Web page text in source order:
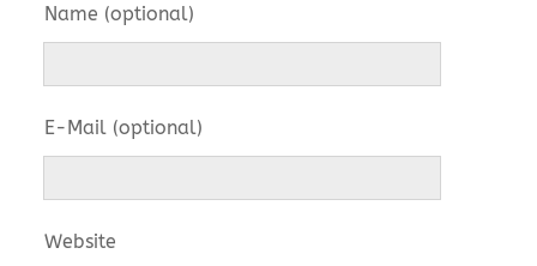
Name (optional)
E-Mail (optional)
Website